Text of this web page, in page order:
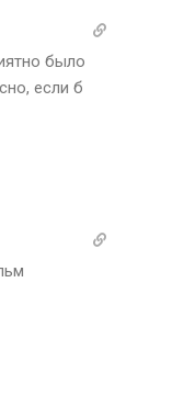
было
если б